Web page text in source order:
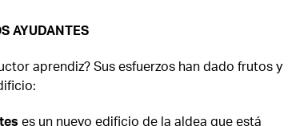
AYUDANTES
aprendiz? Sus esfuerzos han dado frutos y
es un nuevo edificio de la aldea que está